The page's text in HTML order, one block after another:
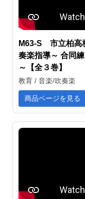
M63-S 市立柏高
奏楽指導～ 合同
～【全３巻】
教育 / 音楽/吹奏楽
商品ページを見る